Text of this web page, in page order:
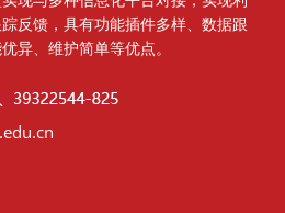
反馈，具有功能插件多样、数据跟
异、维护简单等优点。